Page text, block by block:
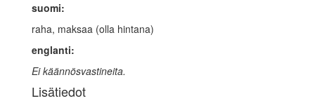
suomi:
raha, maksaa (olla hintana)
englanti:
Ei käännösvastineita.
Lisätiedot